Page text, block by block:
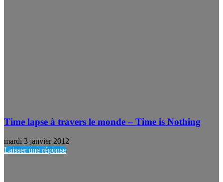
Time lapse à travers le monde – Time is Nothing
mardi 3 janvier 2012
Laisser une réponse